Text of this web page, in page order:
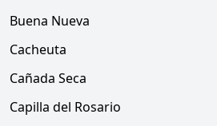
Buena Nueva
Cacheuta
Cañada Seca
Capilla del Rosario